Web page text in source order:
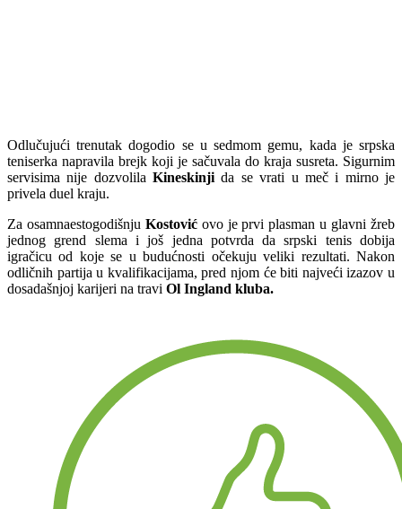
Odlučujući trenutak dogodio se u sedmom gemu, kada je srpska
teniserka napravila brejk koji je sačuvala do kraja susreta. Sigurnim
servisima nije dozvolilaKineskinji da se vrati u meč i mirno je
privela duel kraju.
Za osamnaestogodišnju Kostovićovo je prvi plasman u glavni žreb
jednog grend slema i još jedna potvrda da srpski tenis dobija
igračicu od koje se u budućnosti očekuju veliki rezultati. Nakon
odličnih partija u kvalifikacijama, pred njom će biti najveći izazov u
dosadašnjoj karijeri na travi Ol Ingland kluba.